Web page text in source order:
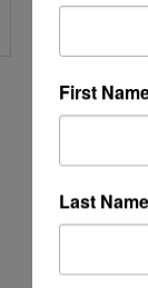
First
Last Name